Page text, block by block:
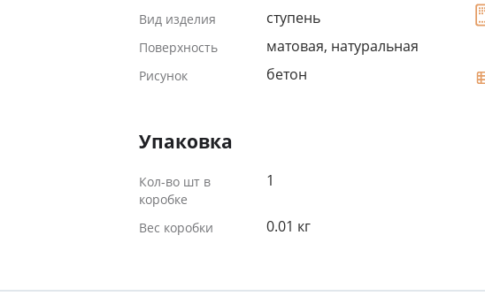
Вид изделия ступень
Поверхность матовая, натуральная
Рисунок бетон
Упаковка
Кол-во шт в
коробке
1
Вес коробки 0.01 кг